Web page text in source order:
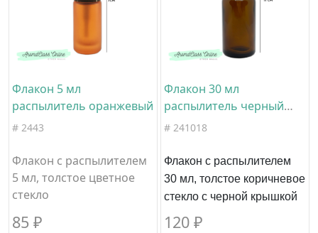
Флакон 5 мл
распылитель оранжевый
# 2443
Флакон с распылителем
5 мл, толстое цветное
стекло
85 ₽
Флакон 30 мл
распылитель черный
ребристый прозрачный
стекло
# 241018
Флакон с распылителем
30 мл, толстое коричневое
стекло с черной крышкой
120 ₽